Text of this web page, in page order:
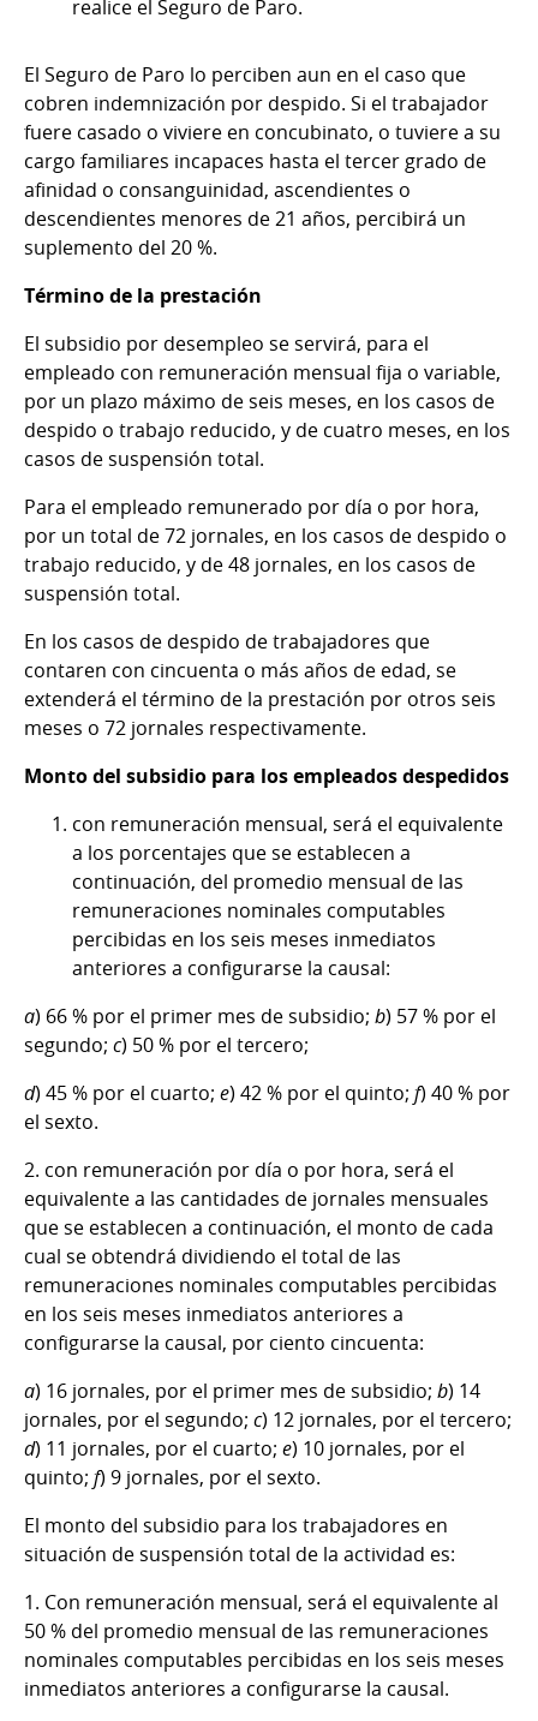
realice el Seguro de Paro.
El Seguro de Paro lo perciben aun en el caso que
cobren indemnización por despido. Si el trabajador
fuere casado o viviere en concubinato, o tuviere a su
cargo familiares incapaces hasta el tercer grado de
afinidad o consanguinidad, ascendientes o
descendientes menores de 21 años, percibirá un
suplemento del 20 %.
Término de la prestación
El subsidio por desempleo se servirá, para el
empleado con remuneración mensual fija o variable,
por un plazo máximo de seis meses, en los casos de
despido o trabajo reducido, y de cuatro meses, en los
casos de suspensión total.
Para el empleado remunerado por día o por hora,
por un total de 72 jornales, en los casos de despido o
trabajo reducido, y de 48 jornales, en los casos de
suspensión total.
En los casos de despido de trabajadores que
contaren con cincuenta o más años de edad, se
extenderá el término de la prestación por otros seis
meses o 72 jornales respectivamente.
Monto del subsidio para los empleados despedidos
con remuneración mensual, será el equivalente
a los porcentajes que se establecen a
continuación, del promedio mensual de las
remuneraciones nominales computables
percibidas en los seis meses inmediatos
anteriores a configurarse la causal:
a) 66 % por el primer mes de subsidio; b) 57 % por el
segundo; c) 50 % por el tercero;
d) 45 % por el cuarto; e) 42 % por el quinto; f) 40 % por
el sexto.
2. con remuneración por día o por hora, será el
equivalente a las cantidades de jornales mensuales
que se establecen a continuación, el monto de cada
cual se obtendrá dividiendo el total de las
remuneraciones nominales computables percibidas
en los seis meses inmediatos anteriores a
configurarse la causal, por ciento cincuenta:
a) 16 jornales, por el primer mes de subsidio; b) 14
jornales, por el segundo; c) 12 jornales, por el tercero;
d) 11 jornales, por el cuarto; e) 10 jornales, por el
quinto; f) 9 jornales, por el sexto.
El monto del subsidio para los trabajadores en
situación de suspensión total de la actividad es:
1. Con remuneración mensual, será el equivalente al
50 % del promedio mensual de las remuneraciones
nominales computables percibidas en los seis meses
inmediatos anteriores a configurarse la causal.